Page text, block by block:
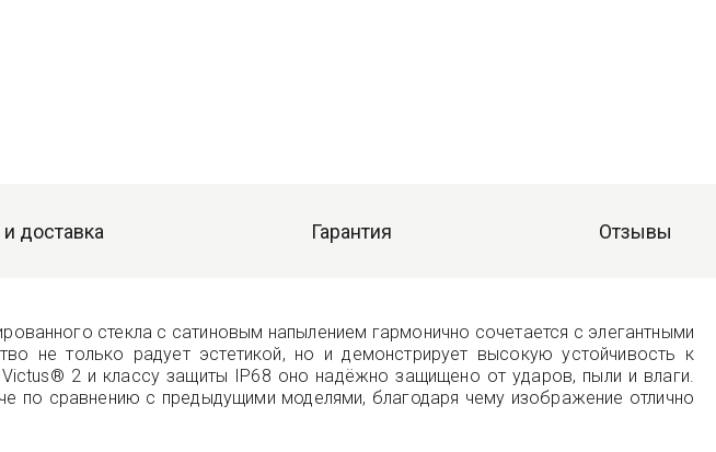
доставка Гарантия Отзывы
стекла с сатиновым напылением гармонично сочетается с элегантными
не только радует эстетикой, но и демонстрирует высокую устойчивость к
2 и классу защиты IP68 оно надёжно защищено от ударов, пыли и влаги.
по сравнению с предыдущими моделями, благодаря чему изображение отлично